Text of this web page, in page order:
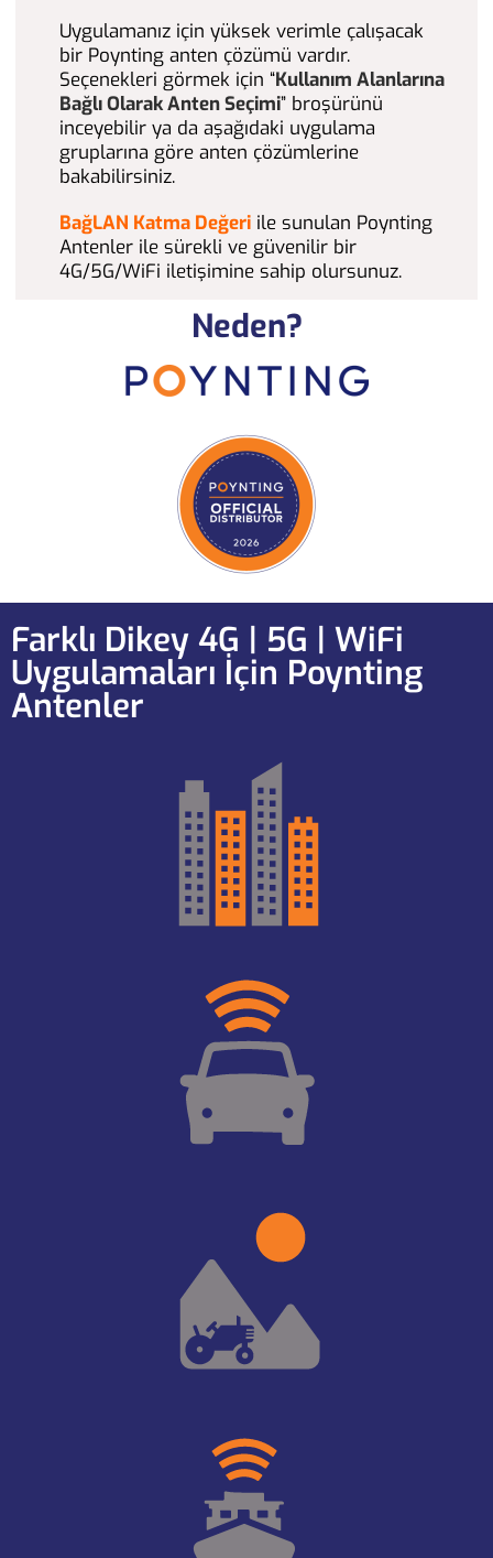
Uygulamanız için yüksek verimle çalışacak
bir Poynting anten çözümü vardır.
Seçenekleri görmek için “Kullanım Alanlarına
Bağlı Olarak Anten Seçimi” broşürünü
inceyebilir ya da aşağıdaki uygulama
gruplarına göre anten çözümlerine
bakabilirsiniz.
BağLAN Katma Değeri ile sunulan Poynting
Antenler ile sürekli ve güvenilir bir
4G/5G/WiFi iletişimine sahip olursunuz.
Neden?
Farklı Dikey 4G | 5G | WiFi
Uygulamaları İçin Poynting
Antenler